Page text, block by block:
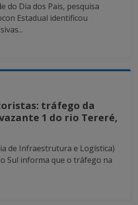
do Dia dos Pais, pesquisa
Estadual identificou
tráfego da
1 do rio Tereré,
de Infraestrutura e Logística)
Sul informa que o tráfego na